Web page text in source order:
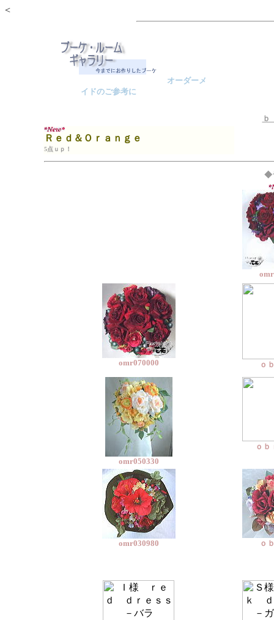
<
オーダーメ
イドのご参考に
ｂ
Ｒｅｄ＆Ｏｒａｎｇｅ
5点ｕｐ！
◆
omr070000 ｏ
omr050330
ｏｂ
omr030980 ｏ